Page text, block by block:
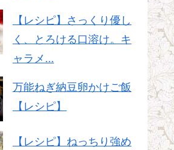
【レシピ】さっくり優し
く、とろける口溶け。キ
ャラメ...
万能ねぎ納豆卵かけご飯
【レシピ】
【レシピ】ねっちり強め